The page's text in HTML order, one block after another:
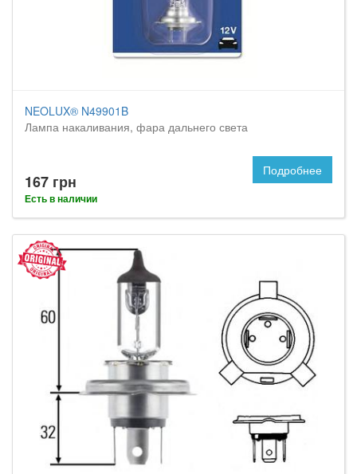
NEOLUX® N49901B
Лампа накаливания, фара дальнего света
167 грн
Есть в наличии
Подробнее